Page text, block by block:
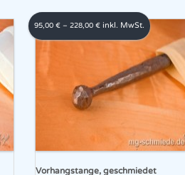
mehrere
Varianten
Die
Optionen
können
Produktseite
gewählt
Vorhangstange, geschmiedet
95,00 €– 228,00 € inkl. MwSt.